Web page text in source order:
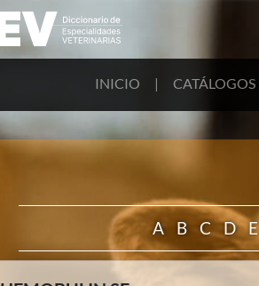
INICIO | CATÁLOGOS
A B C D E